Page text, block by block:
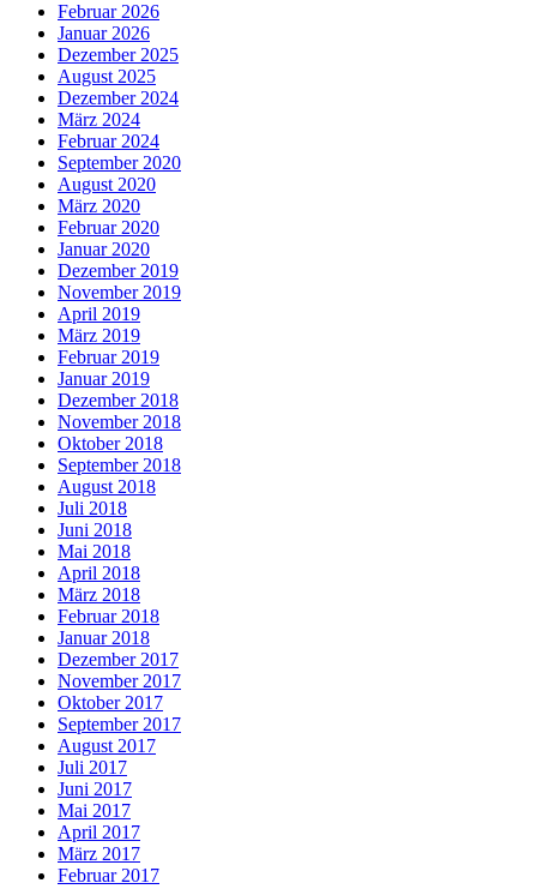
Februar 2026
Januar 2026
Dezember 2025
August 2025
Dezember 2024
März 2024
Februar 2024
September 2020
August 2020
März 2020
Februar 2020
Januar 2020
Dezember 2019
November 2019
April 2019
März 2019
Februar 2019
Januar 2019
Dezember 2018
November 2018
Oktober 2018
September 2018
August 2018
Juli 2018
Juni 2018
Mai 2018
April 2018
März 2018
Februar 2018
Januar 2018
Dezember 2017
November 2017
Oktober 2017
September 2017
August 2017
Juli 2017
Juni 2017
Mai 2017
April 2017
März 2017
Februar 2017